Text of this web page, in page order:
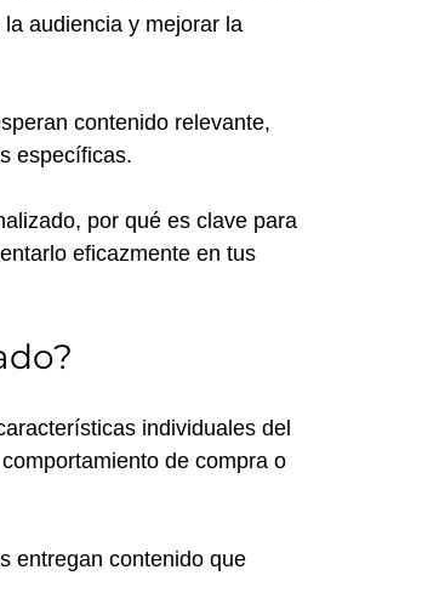
audiencia y mejorar la
contenido relevante,
específicas.
por qué es clave para
eficazmente en tus
individuales del
de compra o
entregan contenido que